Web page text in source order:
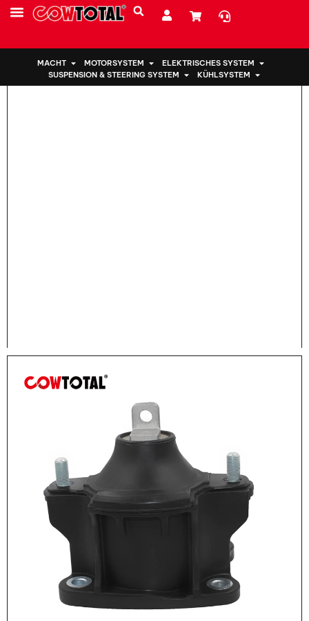
MACHT MOTORSYSTEM
ELEKTRISCHES SYSTEM
SUSPENSION & STEERING SYSTEM
KÜHLSYSTEM
Heim > Motorhalterung 50830-T2A-A01 für Honda